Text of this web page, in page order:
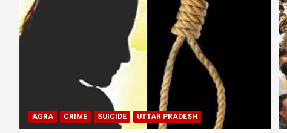
AGRA CRIME SUICIDE UTTAR PRADESH